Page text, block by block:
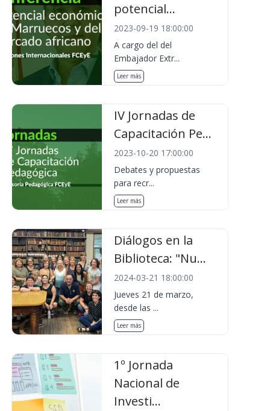
potencial...
2023-09-19 18:00:00
A cargo del del
Embajador Extr...
Leer más
IV Jornadas de
Capacitación Pe...
2023-10-20 17:00:00
Debates y propuestas
para recr...
Leer más
Diálogos en la
Biblioteca: "Nu...
2024-03-21 18:00:00
Jueves 21 de marzo,
desde las ...
Leer más
1º Jornada
Nacional de
Investi...